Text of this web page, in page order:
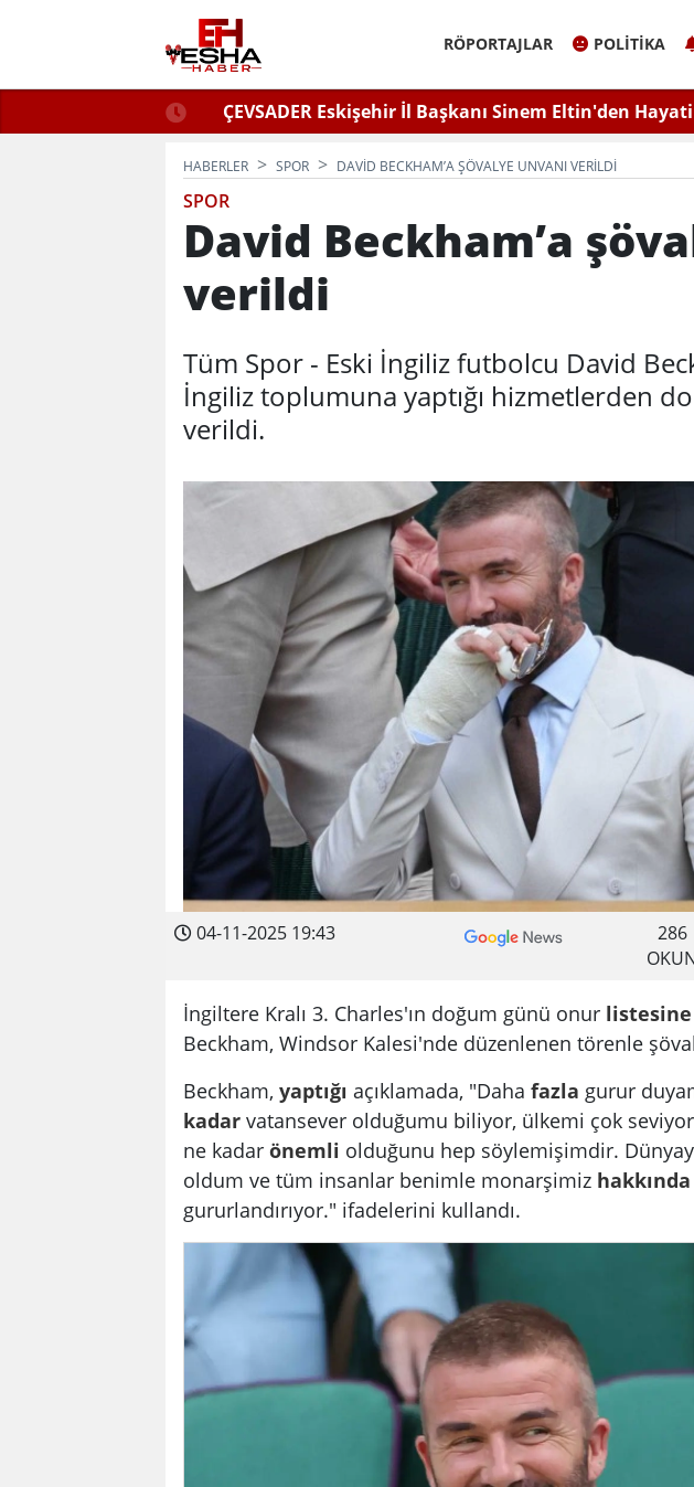
RÖPORTAJLAR POLITIKA
Zafer Partisi’nde.
ÇEVSADER Eskişehir İl Başkanı Sinem Eltin'den
Kulaktan Dolma Bilgiyle İlaçlama Ölüm
HABERLER SPOR DAVID BECKHAM’A ŞÖVALYE UNVANI VERILDI
SPOR
David Beckham’a
verildi
Tüm Spor - Eski İngiliz futbolcu David
İngiliz toplumuna yaptığı hizmetlerden
verildi.
04-11-2025 19:43
286
İngiltere Kralı 3. Charles'ın doğum günü onur listesine
Beckham, Windsor Kalesi'nde düzenlenen törenle
Beckham, yaptığı açıklamada, "Daha fazla gurur
kadar vatansever olduğumu biliyor, ülkemi çok
ne kadar önemli olduğunu hep söylemişimdir.
oldum ve tüm insanlar benimle monarşimiz hakkında
gururlandırıyor." ifadelerini kullandı.